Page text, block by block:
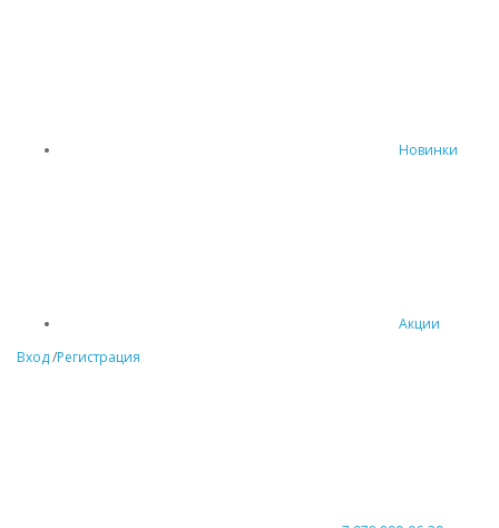
Новинки
Акции
Вход/Регистрация